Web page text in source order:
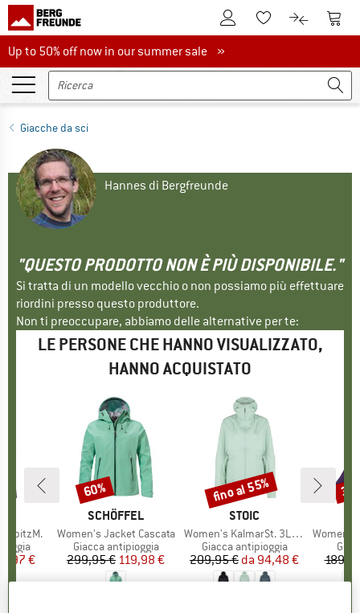
Al conto clienteAlla lista
Al Al
Up to 50% off now in our summer sale
Up to 50% off now in our summer sale »
Giacche da sci
Hannes di Bergfreunde
"QUESTO PRODOTTO NON È PIÙ DISPONIBILE."
Si tratta di un modello vecchio o non possiamo più effettuare
riordini presso questo produttore.
Non ti preoccupare, abbiamo delle alternative per te:
LE PERSONE CHE HANNO VISUALIZZATO,
HANNO ACQUISTATO
ridotto
€
MARCHIO
SCHÖFFEL
Articolo
Women's Jacket Cascata
Gruppo di prodotti
Giacca antipioggia
Prezzo
299,95 €Prezzo ridotto
119,98 €
Sconto
60%
MARCHIO
STOIC
Articolo
Women's KalmarSt. 3L Rain Jacket
Gruppo di prodotti
Giacca antipioggia
Prezzo
209,95 € Prezzo ridotto
da 94,48 €
Sconto
fino al 55%
Articolo
Women's